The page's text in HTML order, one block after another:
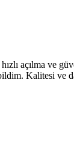
açılma ve
Kalitesi ve